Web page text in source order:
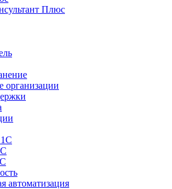
Плюс
организации
автоматизация